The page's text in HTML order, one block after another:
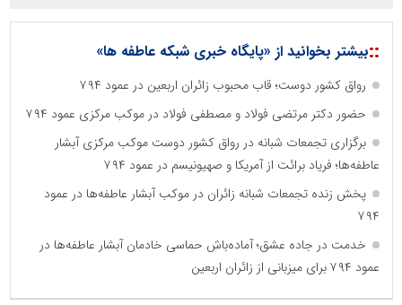
::بیشتر بخوانید از «پایگاه خبری شبکه عاطفه ها»
رواق کشور دوست؛ قاب محبوب زائران اربعین در عمود ۷۹۴
حضور دکتر مرتضی فولاد و مصطفی فولاد در موکب مرکزی عمود ۷۹۴
برگزاری تجمعات شبانه در رواق کشور دوست موکب مرکزی آبشار
عاطفه‌ها؛ فریاد برائت از آمریکا و صهیونیسم در عمود ۷۹۴
پخش زنده تجمعات شبانه زائران در موکب آبشار عاطفه‌ها در عمود
۷۹۴
خدمت در جاده عشق؛ آماده‌باش حماسی خادمان آبشار عاطفه‌ها در
عمود ۷۹۴ برای میزبانی از زائران اربعین